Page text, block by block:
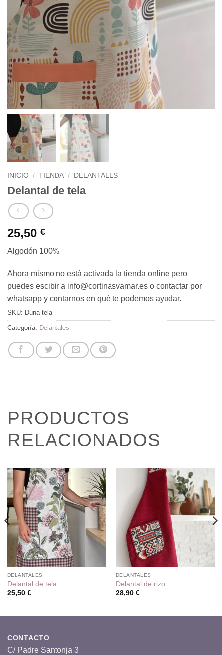
INICIO / TIENDA / DELANTALES
Delantal de tela
25,50 €
Algodón 100%
Ahora mismo no está activada la tienda online pero
puedes escibir a info@cortinasvamar.es o contactar por
whatsapp y contarnos en qué te podemos ayudar.
SKU: Duna tela
Categoría: Delantales
PRODUCTOS
RELACIONADOS
DELANTALES
Delantal de tela
25,50 €
DELANTALES
Delantal de rizo
28,90 €
CONTACTO
C/ Padre Santonja 3